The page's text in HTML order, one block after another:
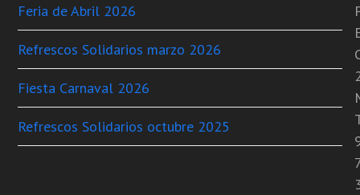
Feria de Abril 2026
Refrescos Solidarios marzo 2026
Fiesta Carnaval 2026
Refrescos Solidarios octubre 2025